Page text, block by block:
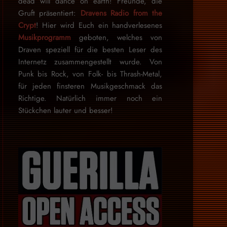
Gruft präsentiert: Dravens Radio from the
Crypt! Hier wird Euch ein handverlesenes
Musikprogramm geboten, welches von
Draven speziell für die besten Leser des
Internetz zu­sammen­ge­stellt wurde. Von
Punk bis Rock, von Folk- bis Thrash-Metal,
für je­den finsteren Mu­sik­ge­schmack das
Rich­tige. Natürlich immer noch ein
Stückchen lauter und besser!